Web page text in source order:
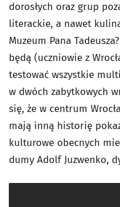
dorosłych oraz grup
literackie, a nawet
Muzeum Pana
będą (uczniowie z
testować wszystkie
w dwóch zabytkowych
się, że w centrum
mają inną historię
kulturowe obecnych
dumy Adolf Juzwenko,